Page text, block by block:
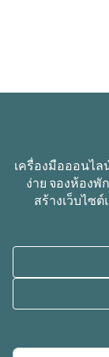
เครื่องมือออนไล
ง่าย จองห้องพั
สร้างเว็บไซ